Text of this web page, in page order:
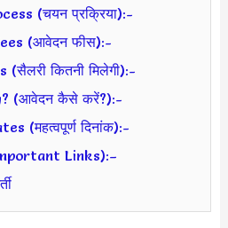
(चयन प्रक्रिया):-
(आवेदन फीस):-
कितनी मिलेगी):-
(आवेदन कैसे करें?):-
(महत्वपूर्ण दिनांक):-
Links):–